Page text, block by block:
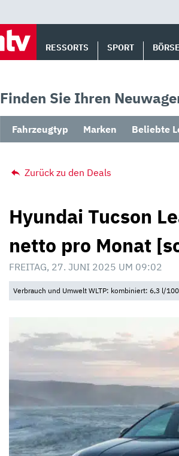
RESSORTS SPORT BÖRSE
Finden Sie Ihren
Fahrzeugtyp Marken Beliebte
Zurück zu den Deals
Hyundai Tucson
netto pro Monat
FREITAG, 27. JUNI 2025 UM 09:02
Verbrauch und Umwelt WLTP: kombiniert: 6,3 l/